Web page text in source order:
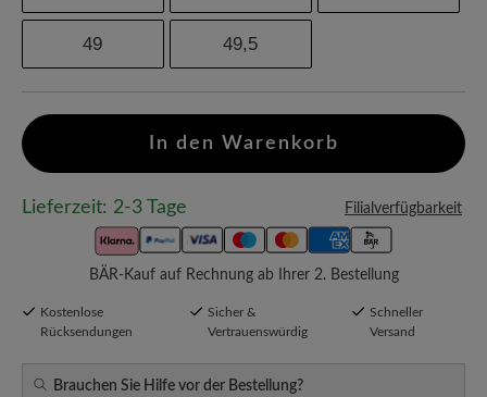
49 49,5
In den Warenkorb
Lieferzeit: 2-3 Tage Filialverfügbarkeit
BÄR-Kauf auf Rechnung ab Ihrer 2. Bestellung
Kostenlose
Rücksendungen
Sicher &
Vertrauenswürdig
Schneller
Versand
Brauchen Sie Hilfe vor der Bestellung?